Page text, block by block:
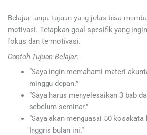
Belajar tanpa tujuan yang jelas bisa
motivasi. Tetapkan goal spesifik yang
fokus dan termotivasi.
Contoh Tujuan Belajar:
“Saya ingin memahami materi
minggu depan.”
“Saya harus menyelesaikan 3 bab
sebelum seminar.”
“Saya akan menguasai 50 kosakata
Inggris bulan ini.”